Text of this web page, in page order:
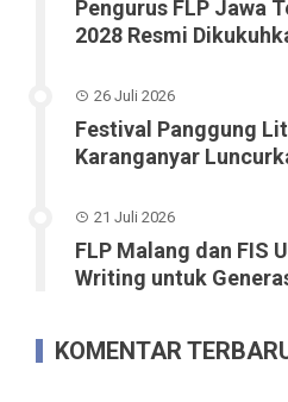
Pengurus FLP Jawa
2028 Resmi
26 Juli 2026
Festival Panggung
Karanganyar
21 Juli 2026
FLP Malang dan FIS
Writing untuk
KOMENTAR